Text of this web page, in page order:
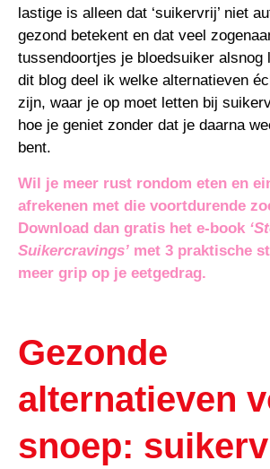
lastige is alleen dat ‘suikervrij’ niet
gezond betekent en dat veel
tussendoortjes je bloedsuiker alsnog
dit blog deel ik welke alternatieven
zijn, waar je op moet letten bij
hoe je geniet zonder dat je daarna
bent.
Wil je meer rust rondom eten en
afrekenen met die voortdurende
Download dan gratis het e-book
Suikercravings’ met 3 praktische
meer grip op je eetgedrag.
Gezonde
alternatieven
snoep: